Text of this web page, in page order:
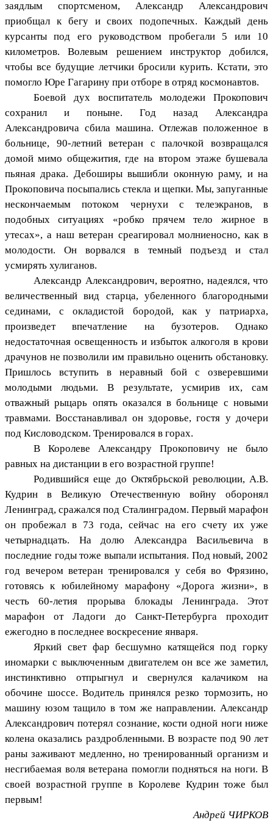
заядлым спортсменом, Александр Александрович
приобщал к бегу и своих подопечных. Каждый день
курсанты под его руководством пробегали 5 или 10
километров. Волевым решением инструктор добился,
чтобы все будущие летчики бросили курить. Кстати, это
помогло Юре Гагарину при отборе в отряд космонавтов.
Боевой дух воспитатель молодежи Прокопович
сохранил и поныне. Год назад Александра
Александровича сбила машина. Отлежав положенное в
больнице, 90-летний ветеран с палочкой возвращался
домой мимо общежития, где на втором этаже бушевала
пьяная драка. Дебоширы вышибли оконную раму, и на
Прокоповича посыпались стекла и щепки. Мы, запуганные
нескончаемым потоком чернухи с телеэкранов, в
подобных ситуациях «робко прячем тело жирное в
утесах», а наш ветеран среагировал молниеносно, как в
молодости. Он ворвался в темный подъезд и стал
усмирять хулиганов.
Александр Александрович, вероятно, надеялся, что
величественный вид старца, убеленного благородными
сединами, с окладистой бородой, как у патриарха,
произведет впечатление на бузотеров. Однако
недостаточная освещенность и избыток алкоголя в крови
драчунов не позволили им правильно оценить обстановку.
Пришлось вступить в неравный бой с озверевшими
молодыми людьми. В результате, усмирив их, сам
отважный рыцарь опять оказался в больнице с новыми
травмами. Восстанавливал он здоровье, гостя у дочери
под Кисловодском. Тренировался в горах.
В Королеве Александру Прокоповичу не было
равных на дистанции в его возрастной группе!
Родившийся еще до Октябрьской революции, А.В.
Кудрин в Великую Отечественную войну оборонял
Ленинград, сражался под Сталинградом. Первый марафон
он пробежал в 73 года, сейчас на его счету их уже
четырнадцать. На долю Александра Васильевича в
последние годы тоже выпали испытания. Под новый, 2002
год вечером ветеран тренировался у себя во Фрязино,
готовясь к юбилейному марафону «Дорога жизни», в
честь 60-летия прорыва блокады Ленинграда. Этот
марафон от Ладоги до Санкт-Петербурга проходит
ежегодно в последнее воскресение января.
Яркий свет фар бесшумно катящейся под горку
иномарки с выключенным двигателем он все же заметил,
инстинктивно отпрыгнул и свернулся калачиком на
обочине шоссе. Водитель принялся резко тормозить, но
машину юзом тащило в том же направлении. Александр
Александрович потерял сознание, кости одной ноги ниже
колена оказались раздробленными. В возрасте под 90 лет
раны заживают медленно, но тренированный организм и
несгибаемая воля ветерана помогли подняться на ноги. В
своей возрастной группе в Королеве Кудрин тоже был
первым!
Андрей ЧИРКОВ